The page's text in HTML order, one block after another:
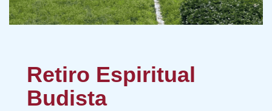
Retiro Espiritual
Budista